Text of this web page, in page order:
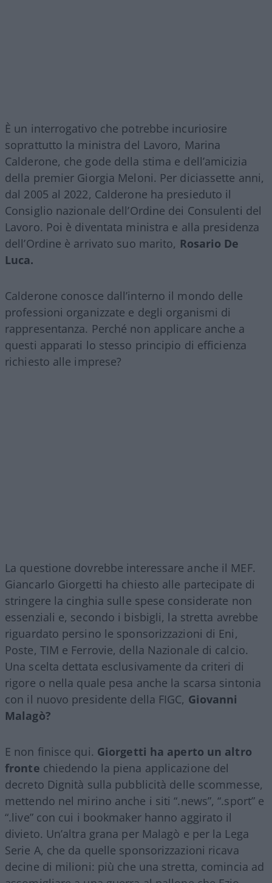
È un interrogativo che potrebbe incuriosire
soprattutto la ministra del Lavoro, Marina
Calderone, che gode della stima e dell’amicizia
della premier Giorgia Meloni. Per diciassette anni,
dal 2005 al 2022, Calderone ha presieduto il
Consiglio nazionale dell’Ordine dei Consulenti del
Lavoro. Poi è diventata ministra e alla presidenza
dell’Ordine è arrivato suo marito, Rosario De
Luca.
Calderone conosce dall’interno il mondo delle
professioni organizzate e degli organismi di
rappresentanza. Perché non applicare anche a
questi apparati lo stesso principio di efficienza
richiesto alle imprese?
La questione dovrebbe interessare anche il MEF.
Giancarlo Giorgetti ha chiesto alle partecipate di
stringere la cinghia sulle spese considerate non
essenziali e, secondo i bisbigli, la stretta avrebbe
riguardato persino le sponsorizzazioni di Eni,
Poste, TIM e Ferrovie, della Nazionale di calcio.
Una scelta dettata esclusivamente da criteri di
rigore o nella quale pesa anche la scarsa sintonia
con il nuovo presidente della FIGC, Giovanni
Malagò?
E non finisce qui. Giorgetti ha aperto un altro
fronte chiedendo la piena applicazione del
decreto Dignità sulla pubblicità delle scommesse,
mettendo nel mirino anche i siti “.news”, “.sport” e
“.live” con cui i bookmaker hanno aggirato il
divieto. Un’altra grana per Malagò e per la Lega
Serie A, che da quelle sponsorizzazioni ricava
decine di milioni: più che una stretta, comincia ad